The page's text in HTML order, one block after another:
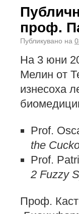
проф.
Публикувано на
На 3 юни
Мелин от
изнесоха
Prof.
the
Prof.
2 Fuzzy
Проф.